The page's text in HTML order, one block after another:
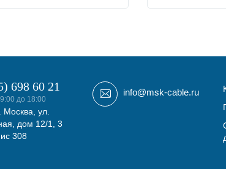
698 60 21
до 18:00
Москва, ул.
дом 12/1, 3
308
info@msk-cable.ru